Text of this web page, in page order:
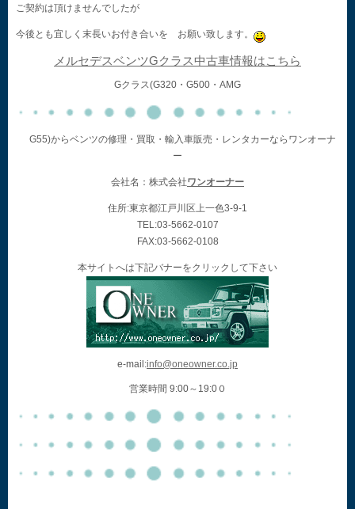
ご契約は頂けませんでしたが
今後とも宜しく末長いお付き合いを お願い致します。
メルセデスベンツGクラス中古車情報はこちら
Gクラス(G320・G500・AMG
G55)からベンツの修理・買取・輸入車販売・レンタカーならワンオーナ
ー
会社名：株式会社ワンオーナー
住所:東京都江戸川区上一色3-9-1
TEL:03-5662-0107
FAX:03-5662-0108
本サイトへは下記バナーをクリックして下さい
e-mail:info@oneowner.co.jp
営業時間 9:00～19:0０